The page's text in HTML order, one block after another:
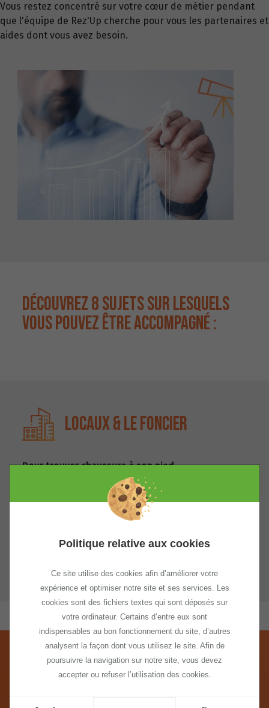
Vous restez concentré sur votre cœur de métier pendant
que l'équipe de Rez'Up cherche pour vous les partenaires et
aides dont vous avez besoin.
DÉCOUVREZ 8 SUJETS SUR LESQUELS
VOUS POUVEZ ÊTRE ACCOMPAGNÉ :
Locaux & le foncier
Pour trouver chaussure à son pied
Ajuster vos locaux à votre activité est essentiel.
Disponibilité, localisation, surface, coûts : tout à
de l’importance. Parlons en.
En pratique
Financement
Politique relative aux cookies
Ce site utilise des cookies afin d’améliorer votre
expérience et optimiser notre site et ses services. Les
cookies sont des fichiers textes qui sont déposés sur
votre ordinateur. Certains d’entre eux sont
indispensables au bon fonctionnement du site, d’autres
analysent la façon dont vous utilisez le site. Afin de
poursuivre la navigation sur notre site, vous devez
accepter ou refuser l’utilisation des cookies.